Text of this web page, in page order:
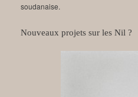
soudanaise.
Nouveaux projets sur les Nil ?